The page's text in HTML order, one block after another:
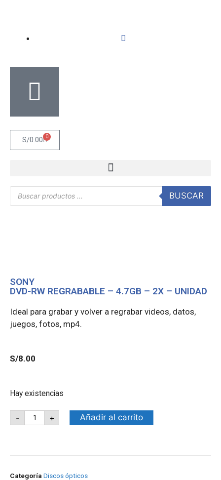
S/0.00 0
BUSCAR
SONY
DVD-RW REGRABABLE – 4.7GB – 2X – UNIDAD
Ideal para grabar y volver a regrabar videos, datos,
juegos, fotos, mp4.
S/8.00
Hay existencias
- + Añadir al carrito
Categoría Discos ópticos